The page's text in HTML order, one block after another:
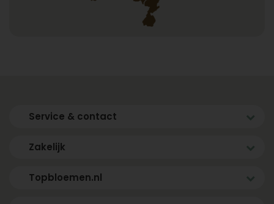
Service & contact
Zakelijk
Topbloemen.nl